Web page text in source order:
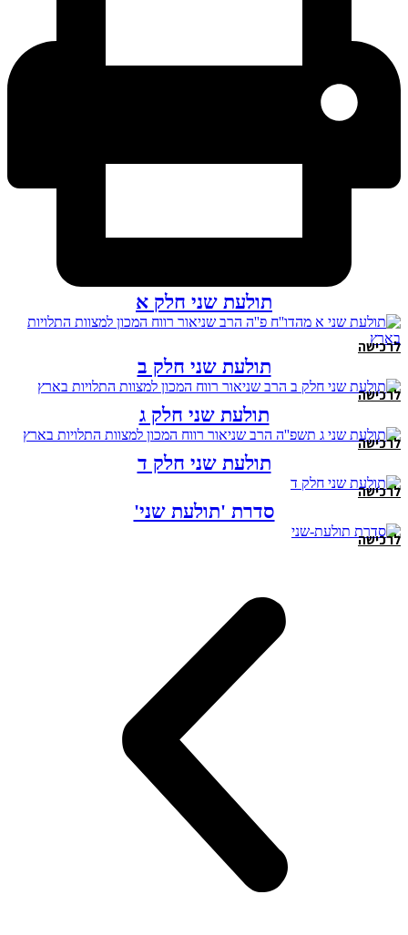
תולעת שני חלק א
לרכישה
תולעת שני חלק ב
לרכישה
תולעת שני חלק ג
לרכישה
תולעת שני חלק ד
לרכישה
סדרת 'תולעת שני'
לרכישה